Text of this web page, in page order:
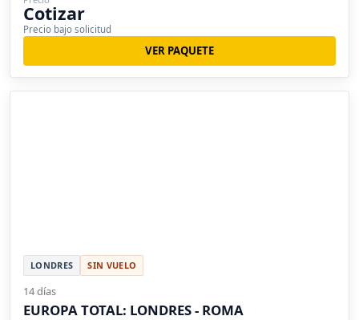
Cotizar
Precio bajo solicitud
VER PAQUETE
LONDRES SIN VUELO
14 días
EUROPA TOTAL: LONDRES - ROMA